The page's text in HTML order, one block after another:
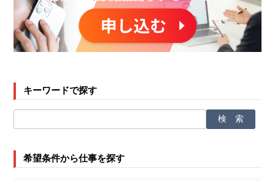
キーワードで探す
希望条件から仕事を探す